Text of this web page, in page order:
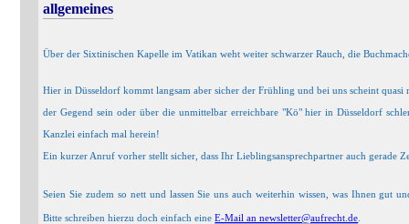
allgemeines
Über der Sixtinischen Kapelle im Vatikan weht weiter schwarzer Rauch, die
Hier in Düsseldorf kommt langsam aber sicher der Frühling und bei uns scheint
der Gegend sein oder über die unmittelbar erreichbare "Kö" hier in Düsseldorf
Kanzlei einfach mal herein!
Ein kurzer Anruf vorher stellt sicher, dass Ihr Lieblingsansprechpartner auch gerade
Seien Sie zudem so nett und lassen Sie uns auch weiterhin wissen, was Ihnen gut
Bitte schreibenhierzu doch einfach eineE-Mail an newsletter@aufrecht.de